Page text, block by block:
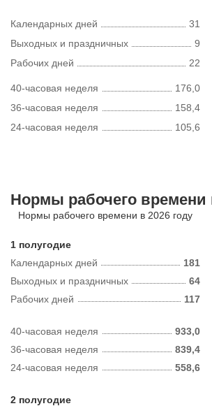
Календарных дней
31
Выходных и праздничных
9
Рабочих дней
22
40-часовая неделя
176,0
36-часовая неделя
158,4
24-часовая неделя
105,6
Нормы рабочего времени
Нормы рабочего времени в 2026 году
1 полугодие
Календарных дней
181
Рабочих дней 117
Выходных и праздничных 64
40-часовая неделя
933,0
36-часовая неделя
839,4
24-часовая неделя
558,6
2 полугодие